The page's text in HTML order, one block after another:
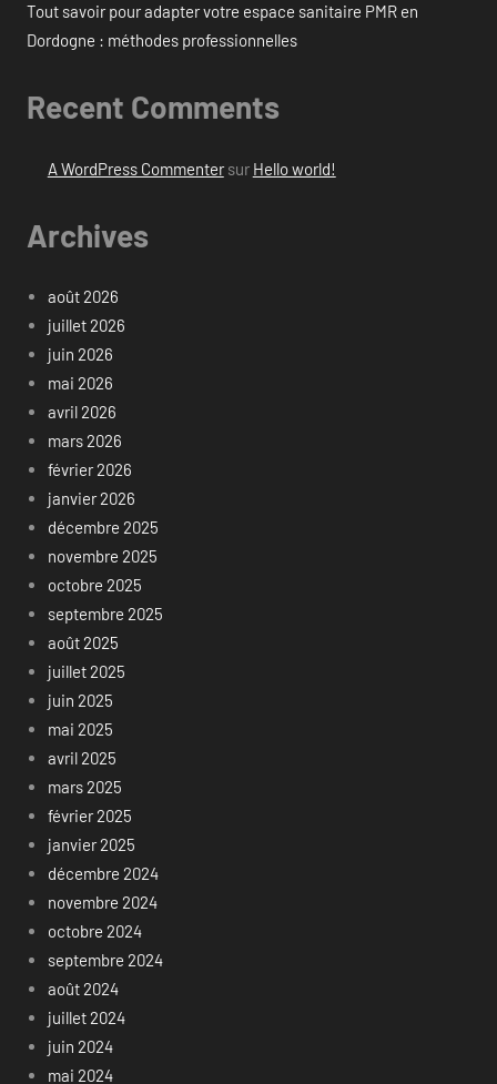
Tout savoir pour adapter votre espace sanitaire PMR en
Dordogne : méthodes professionnelles
Recent Comments
A WordPress Commentersur Hello world!
Archives
août 2026
juillet 2026
juin 2026
mai 2026
avril 2026
mars 2026
février 2026
janvier 2026
décembre 2025
novembre 2025
octobre 2025
septembre 2025
août 2025
juillet 2025
juin 2025
mai 2025
avril 2025
mars 2025
février 2025
janvier 2025
décembre 2024
novembre 2024
octobre 2024
septembre 2024
août 2024
juillet 2024
juin 2024
mai 2024